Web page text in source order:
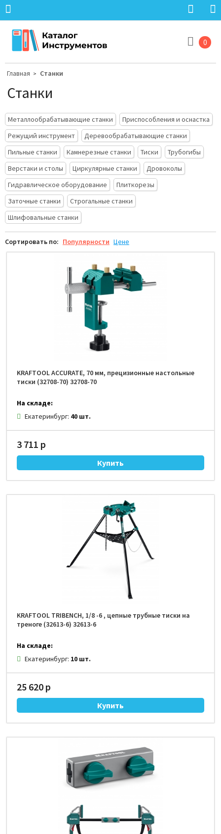
0
Главная > Станки
Станки
Металлообрабатывающие станки
Приспособления и оснастка
Режущий инструмент
Деревообрабатывающие станки
Пильные станки
Камнерезные станки Тиски
Трубогибы
Верстаки и столы
Циркулярные станки
Дровоколы
Гидравлическое оборудование
Плиткорезы
Заточные станки
Строгальные станки
Шлифовальные станки
Сортировать по: Популярности Цене
KRAFTOOL ACCURATE, 70 мм, прецизионные настольные
тиски (32708-70) 32708-70
На складе:
Екатеринбург: 40 шт.
3 711 р
KRAFTOOL TRIBENCH, 1/8 -6 , цепные трубные тиски на
треноге (32613-6) 32613-6
На складе:
Екатеринбург: 10 шт.
25 620 р